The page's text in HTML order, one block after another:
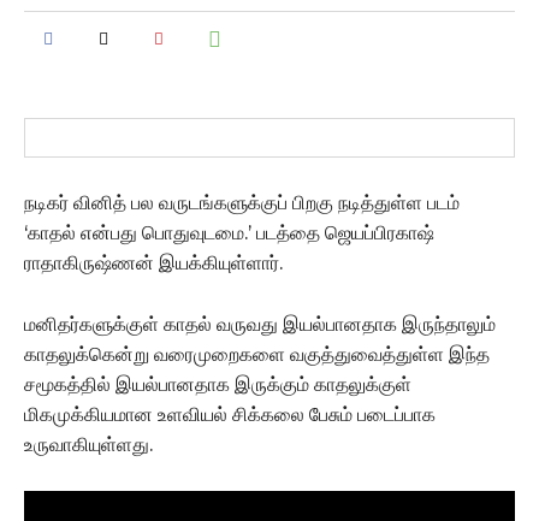
நடிகர் வினித் பல வருடங்களுக்குப் பிறகு நடித்துள்ள படம்
‘காதல் என்பது பொதுவுடமை.’ படத்தை ஜெயப்பிரகாஷ்
ராதாகிருஷ்ணன் இயக்கியுள்ளார்.
மனிதர்களுக்குள் காதல் வருவது இயல்பானதாக இருந்தாலும்
காதலுக்கென்று வரைமுறைகளை வகுத்துவைத்துள்ள இந்த
சமூகத்தில் இயல்பானதாக இருக்கும் காதலுக்குள்
மிகமுக்கியமான உளவியல் சிக்கலை பேசும் படைப்பாக
உருவாகியுள்ளது.